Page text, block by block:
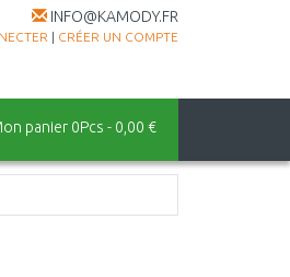
INFO@KAMODY.FR
| CRÉER UN COMPTE
panier 0Pcs - 0,00 €